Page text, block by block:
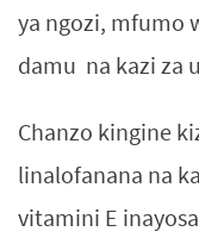
ya ngozi, mfumo
damu na kazi za
Chanzo kingine
linalofanana na
vitamini E